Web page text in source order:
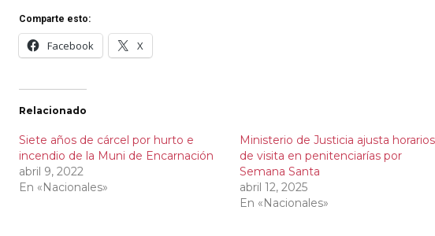
Comparte esto:
Facebook X
Relacionado
Siete años de cárcel por hurto e
incendio de la Muni de Encarnación
abril 9, 2022
En «Nacionales»
Ministerio de Justicia ajusta horarios
de visita en penitenciarías por
Semana Santa
abril 12, 2025
En «Nacionales»